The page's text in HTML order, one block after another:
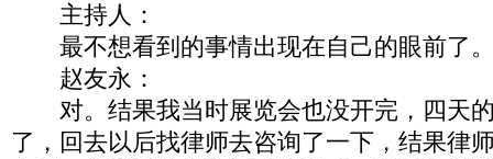
主持人：
最不想看到的事情出现在自己的眼前了
赵友永：
对。结果我当时展览会也没开完，四天
了，回去以后找律师去咨询了一下，结果律